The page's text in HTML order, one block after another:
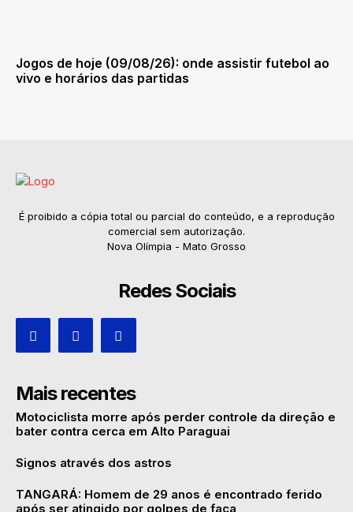
Jogos de hoje (09/08/26): onde assistir futebol ao
vivo e horários das partidas
É proibido a cópia total ou parcial do conteúdo, e a reprodução
comercial sem autorização.
Nova Olímpia - Mato Grosso
Redes Sociais
Mais recentes
Motociclista morre após perder controle da direção e
bater contra cerca em Alto Paraguai
Signos através dos astros
TANGARÁ: Homem de 29 anos é encontrado ferido
após ser atingido por golpes de faca